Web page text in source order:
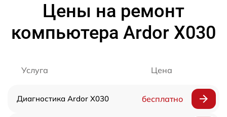
Цены на ремонт
компьютера Ardor X030
Услуга Цена
Диагностика Ardor X030 бесплатно